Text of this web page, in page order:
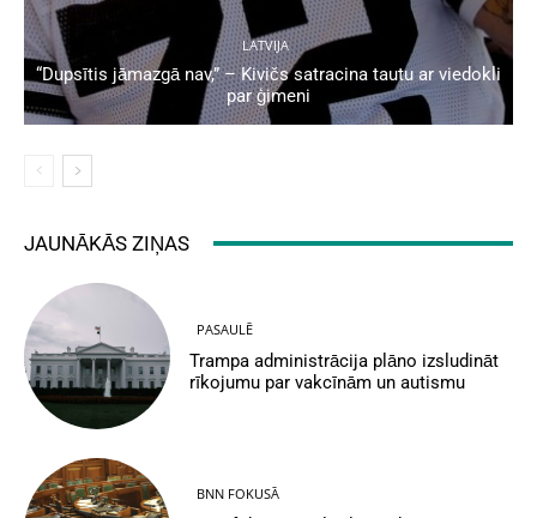
LATVIJA
“Dupsītis jāmazgā nav,” – Kivičs satracina tautu ar viedokli
par ģimeni
JAUNĀKĀS ZIŅAS
PASAULĒ
Trampa administrācija plāno izsludināt
rīkojumu par vakcīnām un autismu
BNN FOKUSĀ